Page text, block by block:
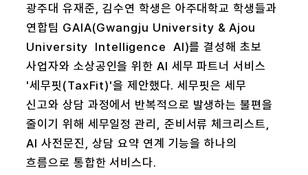
광주대 유재준, 김수연 학생은 아주대학교 학생들과
연합팀 GAIA(Gwangju University & Ajou
University Intelligence AI)를 결성해 초보
사업자와 소상공인을 위한 AI 세무 파트너 서비스
'세무핏(TaxFit)'을 제안했다. 세무핏은 세무
신고와 상담 과정에서 반복적으로 발생하는 불편을
줄이기 위해 세무일정 관리, 준비서류 체크리스트,
AI 사전문진, 상담 요약 연계 기능을 하나의
흐름으로 통합한 서비스다.